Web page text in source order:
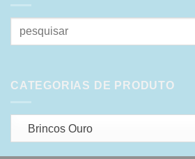
Pesquisar
por:
CATEGORIAS DE PRODUTO
Brincos Ouro